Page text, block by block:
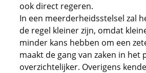
ook direct regeren.
In een meerderheidsstelsel zal
de regel kleiner zijn, omdat
minder kans hebben om een
maakt de gang van zaken in het
overzichtelijker. Overigens